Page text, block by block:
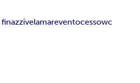
velamareventocessowc